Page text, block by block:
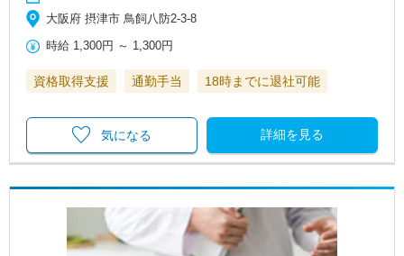
大阪府 摂津市 鳥飼八防2-3-8
時給 1,300円 ～ 1,300円
資格取得支援 通勤手当 18時までに退社可能
詳細を見る
気になる